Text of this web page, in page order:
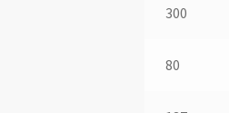
300
80